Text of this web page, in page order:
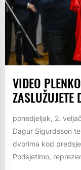
VIDEO
ponedjeljak, 2.
Dagur Sigurdsson
dvorima kod
Podsjetimo,